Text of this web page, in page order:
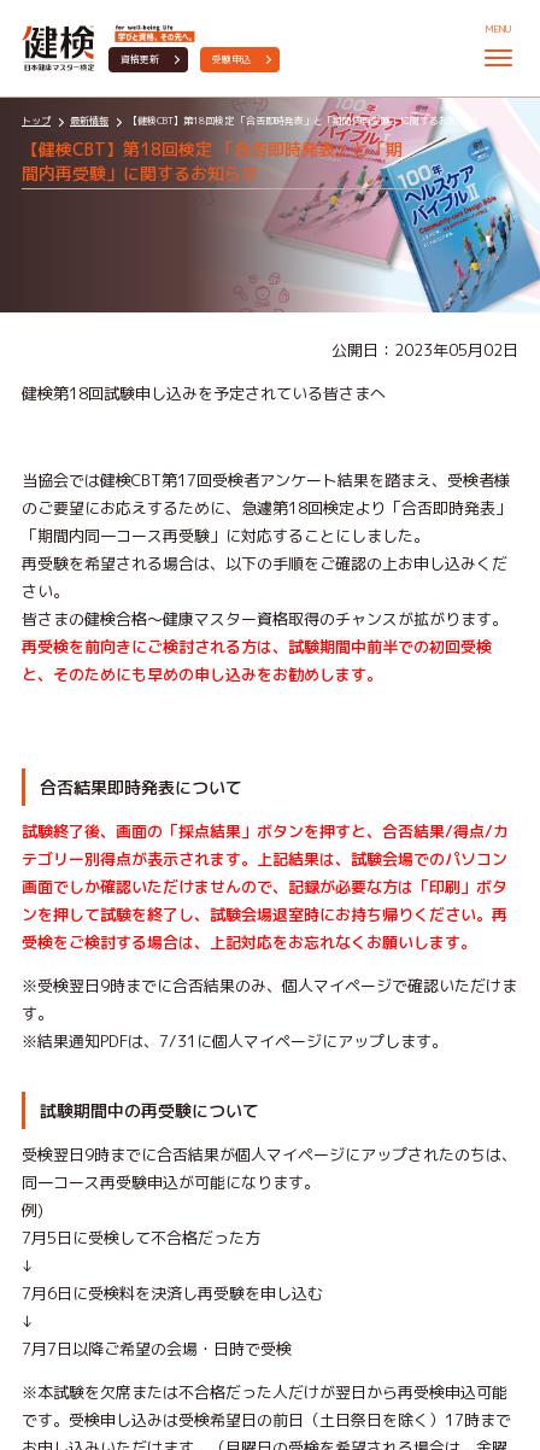
資格更新 受験申込
MENU
トップ 最新情報 【健検CBT】第18回検定 「合否即時発表」と「期間内再受験」に関するお知らせ
【健検CBT】第18回検定 「合否即時発表」と「期
間内再受験」に関するお知らせ
公開日：2023年05月02日
健検第18回試験申し込みを予定されている皆さまへ
当協会では健検CBT第17回受検者アンケート結果を踏まえ、受検者様
のご要望にお応えするために、急遽第18回検定より「合否即時発表」
「期間内同一コース再受験」に対応することにしました。
再受験を希望される場合は、以下の手順をご確認の上お申し込みくだ
さい。
皆さまの健検合格〜健康マスター資格取得のチャンスが拡がります。
再受検を前向きにご検討される方は、試験期間中前半での初回受検
と、そのためにも早めの申し込みをお勧めします。
合否結果即時発表について
試験終了後、画面の「採点結果」ボタンを押すと、合否結果/得点/カ
テゴリー別得点が表示されます。上記結果は、試験会場でのパソコン
画面でしか確認いただけませんので、記録が必要な方は「印刷」ボタ
ンを押して試験を終了し、試験会場退室時にお持ち帰りください。再
受検をご検討する場合は、上記対応をお忘れなくお願いします。
※受検翌日9時までに合否結果のみ、個人マイページで確認いただけま
す。
※結果通知PDFは、7/31に個人マイページにアップします。
試験期間中の再受験について
受検翌日9時までに合否結果が個人マイページにアップされたのちは、
同一コース再受験申込が可能になります。
例)
7月5日に受検して不合格だった方
↓
7月6日に受検料を決済し再受験を申し込む
↓
7月7日以降ご希望の会場・日時で受検
※本試験を欠席または不合格だった人だけが翌日から再受検申込可能
です。受検申し込みは受検希望日の前日（土日祭日を除く）17時まで